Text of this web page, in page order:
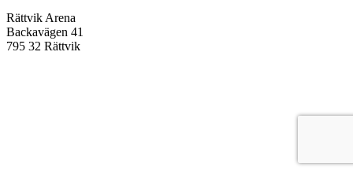
Rättvik Arena
Backavägen 41
795 32 Rättvik